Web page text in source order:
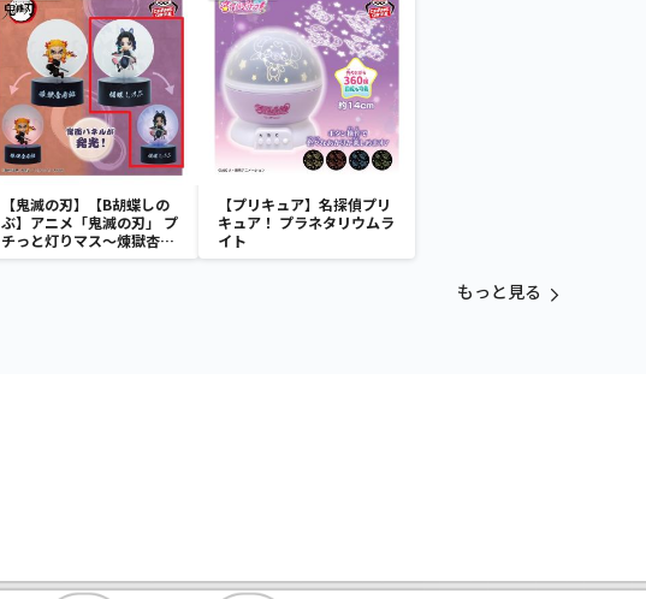
【鬼滅の刃】【B胡蝶しの
ぶ】アニメ「鬼滅の刃」 プ
チっと灯りマス～煉獄杏寿
郎・胡蝶しのぶ～
【プリキュア】名探偵プリ
キュア！ プラネタリウムラ
イト
もっと見る